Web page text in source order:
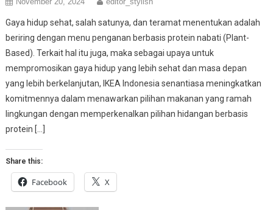
Gaya hidup sehat, salah satunya, dan teramat menentukan adalah
beriring dengan menu penganan berbasis protein nabati (Plant-
Based). Terkait hal itu juga, maka sebagai upaya untuk
mempromosikan gaya hidup yang lebih sehat dan masa depan
yang lebih berkelanjutan, IKEA Indonesia senantiasa meningkatkan
komitmennya dalam menawarkan pilihan makanan yang ramah
lingkungan dengan memperkenalkan pilihan hidangan berbasis
protein […]
Share this:
Facebook X